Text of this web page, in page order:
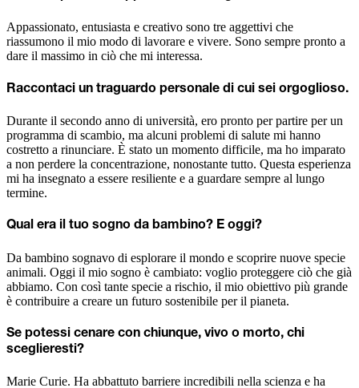
Appassionato, entusiasta e creativo sono tre aggettivi che
riassumono il mio modo di lavorare e vivere. Sono sempre pronto a
dare il massimo in ciò che mi interessa.
Raccontaci un traguardo personale di cui sei orgoglioso.
Durante il secondo anno di università, ero pronto per partire per un
programma di scambio, ma alcuni problemi di salute mi hanno
costretto a rinunciare. È stato un momento difficile, ma ho imparato
a non perdere la concentrazione, nonostante tutto. Questa esperienza
mi ha insegnato a essere resiliente e a guardare sempre al lungo
termine.
Qual era il tuo sogno da bambino? E oggi?
Da bambino sognavo di esplorare il mondo e scoprire nuove specie
animali. Oggi il mio sogno è cambiato: voglio proteggere ciò che già
abbiamo. Con così tante specie a rischio, il mio obiettivo più grande
è contribuire a creare un futuro sostenibile per il pianeta.
Se potessi cenare con chiunque, vivo o morto, chi
sceglieresti?
Marie Curie. Ha abbattuto barriere incredibili nella scienza e ha